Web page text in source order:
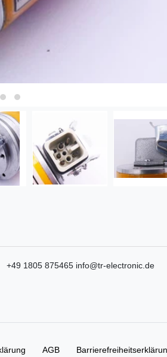
+49 1805 875465 info@tr-electronic.de
AGB